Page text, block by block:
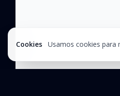
Cookies Usamos cookies para